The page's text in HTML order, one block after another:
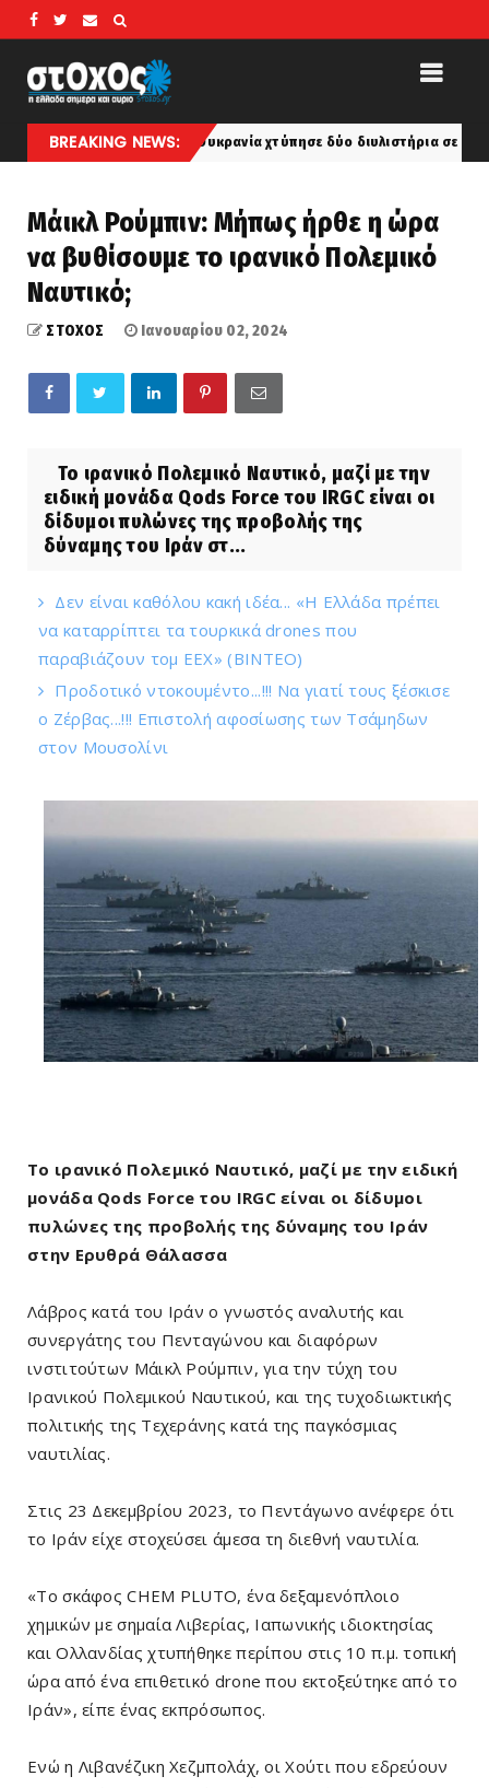
BREAKING NEWS:
Ρωσία: Η Ουκρανία χτύπησε δύο διυλιστήρια σε Σαμάρα και
Μάικλ Ρούμπιν: Μήπως ήρθε η ώρα
να βυθίσουμε το ιρανικό Πολεμικό
Ναυτικό;
ΣΤΟΧΟΣ Ιανουαρίου 02, 2024
Το ιρανικό Πολεμικό Ναυτικό, μαζί με την
ειδική μονάδα Qods Force του IRGC είναι οι
δίδυμοι πυλώνες της προβολής της
δύναμης του Ιράν στ...
Δεν είναι καθόλου κακή ιδέα... «Η Ελλάδα πρέπει
να καταρρίπτει τα τουρκικά drones που
παραβιάζουν τομ ΕΕΧ» (ΒΙΝΤΕΟ)
Προδοτικό ντοκουμέντο...!!! Να γιατί τους ξέσκισε
ο Ζέρβας...!!! Επιστολή αφοσίωσης των Τσάμηδων
στον Μουσολίνι
Το ιρανικό Πολεμικό Ναυτικό, μαζί με την ειδική
μονάδα Qods Force του IRGC είναι οι δίδυμοι
πυλώνες της προβολής της δύναμης του Ιράν
στην Ερυθρά Θάλασσα
Λάβρος κατά του Ιράν ο γνωστός αναλυτής και
συνεργάτης του Πενταγώνου και διαφόρων
ινστιτούτων Μάικλ Ρούμπιν, για την τύχη του
Ιρανικού Πολεμικού Ναυτικού, και της τυχοδιωκτικής
πολιτικής της Τεχεράνης κατά της παγκόσμιας
ναυτιλίας.
Στις 23 Δεκεμβρίου 2023, το Πεντάγωνο ανέφερε ότι
το Ιράν είχε στοχεύσει άμεσα τη διεθνή ναυτιλία.
«Το σκάφος CHEM PLUTO, ένα δεξαμενόπλοιο
χημικών με σημαία Λιβερίας, Ιαπωνικής ιδιοκτησίας
και Ολλανδίας χτυπήθηκε περίπου στις 10 π.μ. τοπική
ώρα από ένα επιθετικό drone που εκτοξεύτηκε από το
Ιράν», είπε ένας εκπρόσωπος.
Ενώ η Λιβανέζικη Χεζμπολάχ, οι Χούτι που εδρεύουν